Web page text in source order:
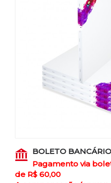
BOLETO BANCÁRIO
Pagamento via
de R$ 60,00